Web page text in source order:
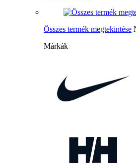
Összes termék megtekintése
Márkák